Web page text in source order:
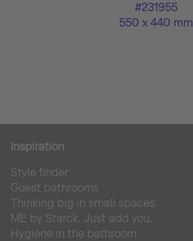
#231955
550 x 440 mm
Inspiration
Style finder
Guest bathrooms
Thinking big in small spaces
ME by Starck. Just add you.
Hygiene in the bathroom